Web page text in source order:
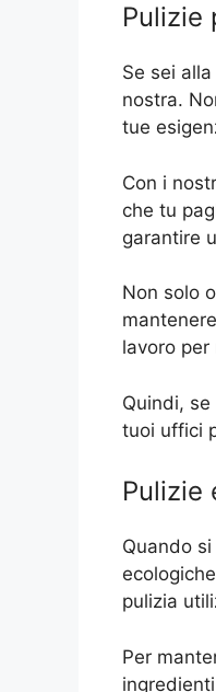
Pulizie
Se sei
nostra.
tue
Con i
che tu
garantire
Non solo
lavoro
Quindi,
tuoi uffici
Pulizie
Quando
pulizia
Per